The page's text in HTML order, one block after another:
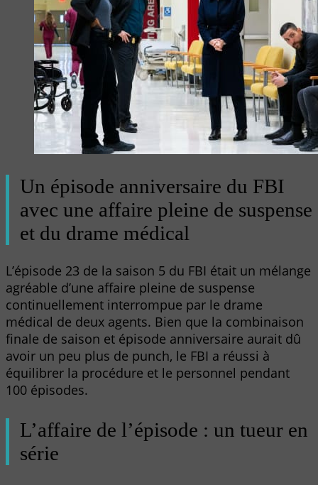
Un épisode anniversaire du FBI
avec une affaire pleine de suspense
et du drame médical
L’épisode 23 de la saison 5 du FBI était un mélange
agréable d’une affaire pleine de suspense
continuellement interrompue par le drame
médical de deux agents. Bien que la combinaison
finale de saison et épisode anniversaire aurait dû
avoir un peu plus de punch, le FBI a réussi à
équilibrer la procédure et le personnel pendant
100 épisodes.
L’affaire de l’épisode : un tueur en
série